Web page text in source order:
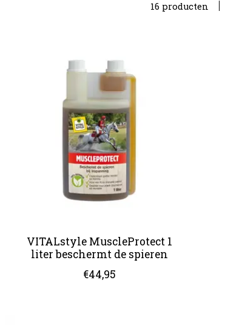
16 producten
VITALstyle MuscleProtect 1
liter beschermt de spieren
€44,95